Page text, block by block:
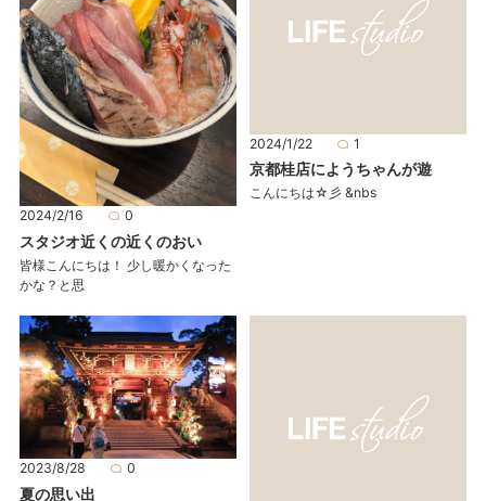
2024/2/16 0
スタジオ近くの近くのおい
皆様こんにちは！ 少し暖かくなった
かな？と思
2024/1/22 1
京都桂店にようちゃんが遊
こんにちは☆彡 &nbs
2023/8/28 0
夏の思い出